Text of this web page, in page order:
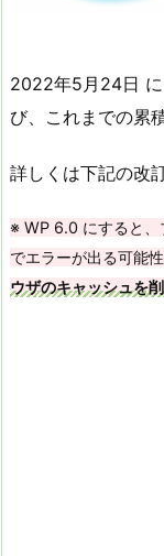
2022年5月24日 に
び、これまでの累
詳しくは下記の改
※ WP 6.0 にすると、
でエラーが出る可能
ウザのキャッシュを